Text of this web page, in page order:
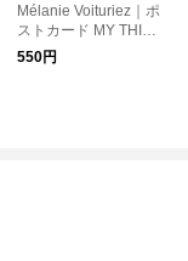
Mélanie Voituriez｜ポ
ストカード MY THING
［メール便］
550円